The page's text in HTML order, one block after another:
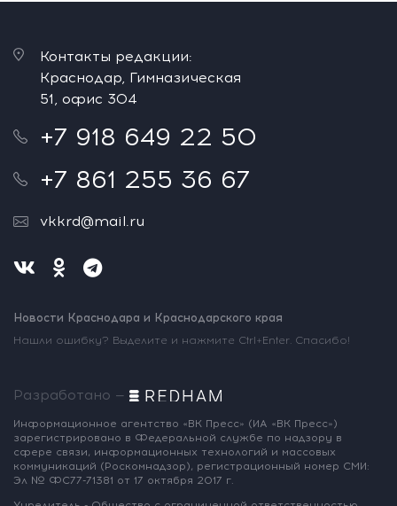
Контакты редакции:
Краснодар, Гимназическая
51, офис 304
+7 918 649 22 50
+7 861 255 36 67
vkkrd@mail.ru
Новости Краснодара и Краснодарского края
Нашли ошибку? Выделите и нажмите Ctrl+Enter. Спасибо!
Разработано —
Информационное агентство «ВК Пресс» (ИА «ВК Пресс»)
зарегистрировано в Федеральной службе по надзору в
сфере связи, информационных технологий и массовых
коммуникаций (Роскомнадзор), регистрационный номер СМИ:
Эл № ФС77-71381 от 17 октября 2017 г.